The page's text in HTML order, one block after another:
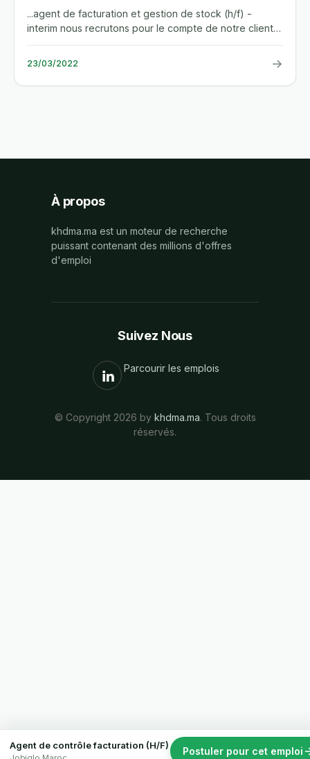
...agent de facturation et gestion de stock (h/f) -
interim nous recrutons pour le compte de notre client,
un agent de...
23/03/2022 →
Agent de contrôle facturation (H/F) Postuler pour cet emploi
À propos
khdma.ma est un moteur de recherche
puissant contenant des millions d'offres
d'emploi
Suivez Nous
Parcourir les emplois
© Copyright 2026 by khdma.ma. Tous droits
réservés.